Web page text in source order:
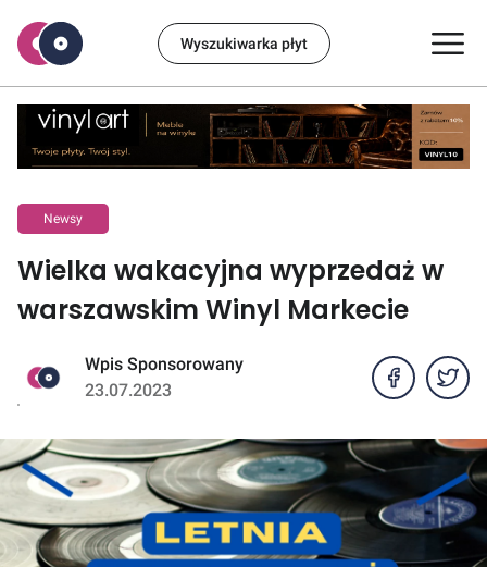
Wyszukiwarka płyt
Newsy
Wielka wakacyjna wyprzedaż w
warszawskim Winyl Markecie
Wpis Sponsorowany
23.07.2023